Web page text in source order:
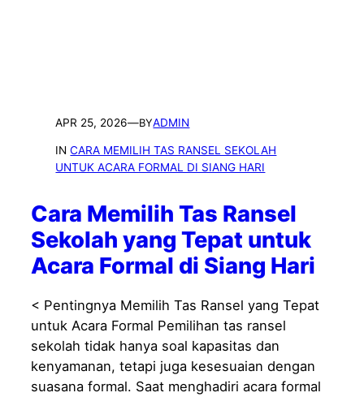
APR 25, 2026—BYADMIN
INCARA MEMILIH TAS RANSEL SEKOLAH
UNTUK ACARA FORMAL DI SIANG HARI
Cara Memilih Tas Ransel
Sekolah yang Tepat untuk
Acara Formal di Siang Hari
< Pentingnya Memilih Tas Ransel yang Tepat
untuk Acara Formal Pemilihan tas ransel
sekolah tidak hanya soal kapasitas dan
kenyamanan, tetapi juga kesesuaian dengan
suasana formal. Saat menghadiri acara formal